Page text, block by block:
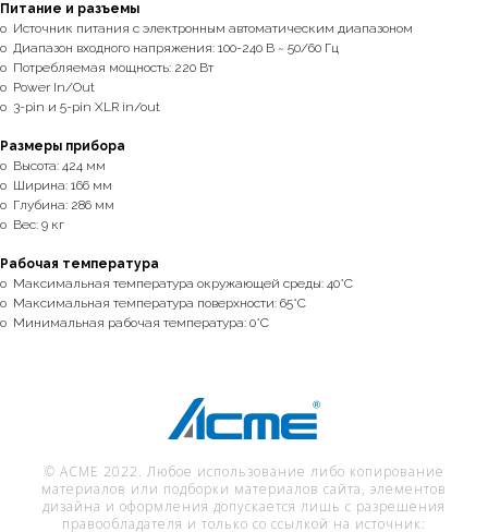
Питание и разъемы
o Источник питания с электронным автоматическим диапазоном
o Диапазон входного напряжения: 100-240 В ~ 50/60 Гц
o Потребляемая мощность: 220 Вт
o Power In/Out
o 3-pin и 5-pin XLR in/out
Размеры прибора
o Высота: 424 мм
o Ширина: 166 мм
o Глубина: 286 мм
o Вес: 9 кг
Рабочая температура
o Максимальная температура окружающей среды: 40°C
o Максимальная температура поверхности: 65°C
o Минимальная рабочая температура: 0°C
© ACME 2022. Любое использование либо копирование
материалов или подборки материалов сайта, элементов
дизайна и оформления допускается лишь с разрешения
правообладателя и только со ссылкой на источник: